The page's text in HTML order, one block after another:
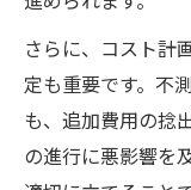
さらに、コスト計
定も重要です。不
も、追加費用の捻
の進行に悪影響を